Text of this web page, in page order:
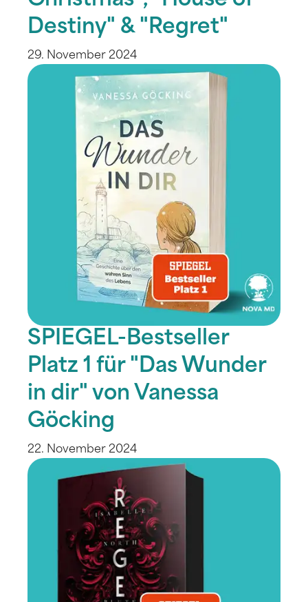
Destiny" & "Regret"
29. November 2024
SPIEGEL-Bestseller
Platz 1 für "Das Wunder
in dir" von Vanessa
Göcking
22. November 2024